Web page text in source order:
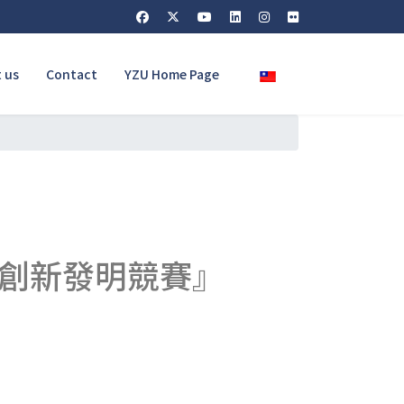
us Contact YZU Home Page Select your language
新發明競賽』